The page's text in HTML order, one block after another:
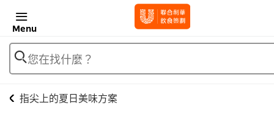
Menu
您在找什麼？
指尖上的夏日美味方案